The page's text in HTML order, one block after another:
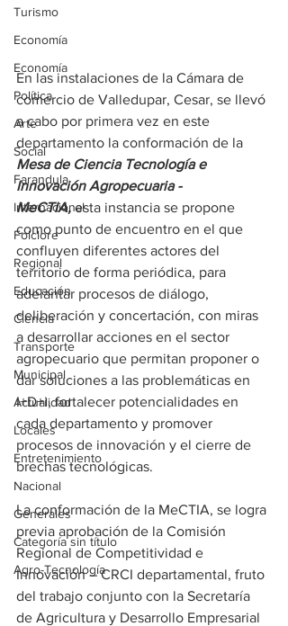
Turismo
Economía
Economía
Política
Arte
Social
Farandula
Internacional
Folclore
Regional
Educación
Ciencia
Transporte
Municipal
Actualidad
Locales
Entretenimiento
Nacional
Generales
Categoría sin título
Agro-Tecnología
En las instalaciones de la Cámara de
comercio de Valledupar, Cesar, se llevó
a cabo por primera vez en este
departamento la conformación de la
Mesa de Ciencia Tecnología e
Innovación Agropecuaria -
MeCTIA, esta instancia se propone
como punto de encuentro en el que
confluyen diferentes actores del
territorio de forma periódica, para
adelantar procesos de diálogo,
deliberación y concertación, con miras
a desarrollar acciones en el sector
agropecuario que permitan proponer o
dar soluciones a las problemáticas en
I+D+i, fortalecer potencialidades en
cada departamento y promover
procesos de innovación y el cierre de
brechas tecnológicas.
La conformación de la MeCTIA, se logra
previa aprobación de la Comisión
Regional de Competitividad e
Innovación – CRCI departamental, fruto
del trabajo conjunto con la Secretaría
de Agricultura y Desarrollo Empresarial